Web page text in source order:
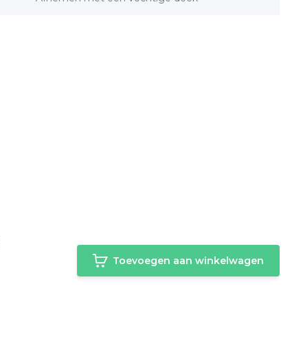
Toevoegen aan winkelwagen